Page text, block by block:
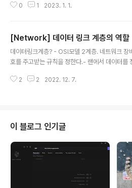
e Page Application) : 여러개의 싱글 페이지로
는 'Ready to Render', 즉시 랜더링 가능한 리
TML컨텐츠로 html을 만든다 - 컴파일된 HTML
해 클라이언트에 전달되는 순간 이미 렌더링이 된
0 1 2023. 1. 1.
[Network] 데이터 링크 계층의 역할
데이터링크계층? - OSI모델 2계층. 네트워크 장
호를 주고받는 규칙을 정한다.- 랜에서 데이터를
규칙은 이더넷(Ethernet)이다. 이더넷이더넷은
충돌을 관리하기 위한 프로토콜이다.CS
e): 데이터를 보내려는 컴퓨터가 네트워크를 모니
다른 데이터가 전송되고 있는지 확인한다.MA
Access): 네트워크에 여러 장치가 접근하여 데
2 2 2022. 12. 7.
이 블로그 인기글